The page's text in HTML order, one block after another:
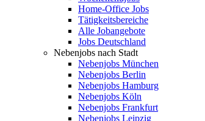
Home-Office Jobs
Tätigkeitsbereiche
Alle Jobangebote
Jobs Deutschland
Nebenjobs nach Stadt
Nebenjobs München
Nebenjobs Berlin
Nebenjobs Hamburg
Nebenjobs Köln
Nebenjobs Frankfurt
Nebenjobs Leipzig